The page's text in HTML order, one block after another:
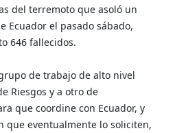
del terremoto que asoló un
Ecuador el pasado sábado,
646 fallecidos.
de trabajo de alto nivel
Riesgos y a otro de
que coordine con Ecuador, y
que eventualmente lo soliciten,